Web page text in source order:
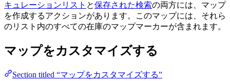
キュレーションリスト と保存された検索の両方には、マップ
を作成するアクションがあります。このマップには、それら
のリスト内のすべての在庫のマップマーカーが含まれます。
マップをカスタマイズする
Section titled “マップをカスタマイズする”